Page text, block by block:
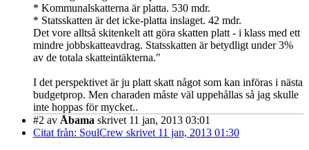
* Kommunalskatterna är platta. 530 mdr.
* Statsskatten är det icke-platta inslaget. 42 mdr.
Det vore alltså skitenkelt att göra skatten platt - i klass med ett
mindre jobbskatteavdrag. Statsskatten är betydligt under 3%
av de totala skatteintäkterna."
I det perspektivet är ju platt skatt något som kan införas i nästa
budgetprop. Men charaden måste väl uppehållas så jag skulle
inte hoppas för mycket..
#2 av Åbama skrivet 11 jan, 2013 03:01
Citat från: SoulCrew skrivet 11 jan, 2013 01:30